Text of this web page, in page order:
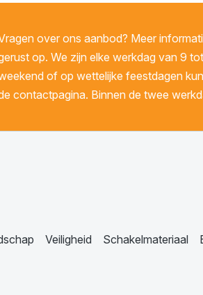
over ons aanbod? Meer
op. We zijn elke werkdag van 9
of op wettelijke feestdagen
contactpagina. Binnen de twee
Veiligheid Schakelmateriaal